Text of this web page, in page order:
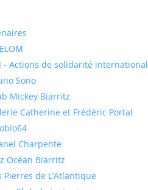
- Actions de solidarité
Sono
Mickey Biarritz
Catherine et Frédéric Portal
Charpente
Océan Biarritz
Pierres de L’Atlantique